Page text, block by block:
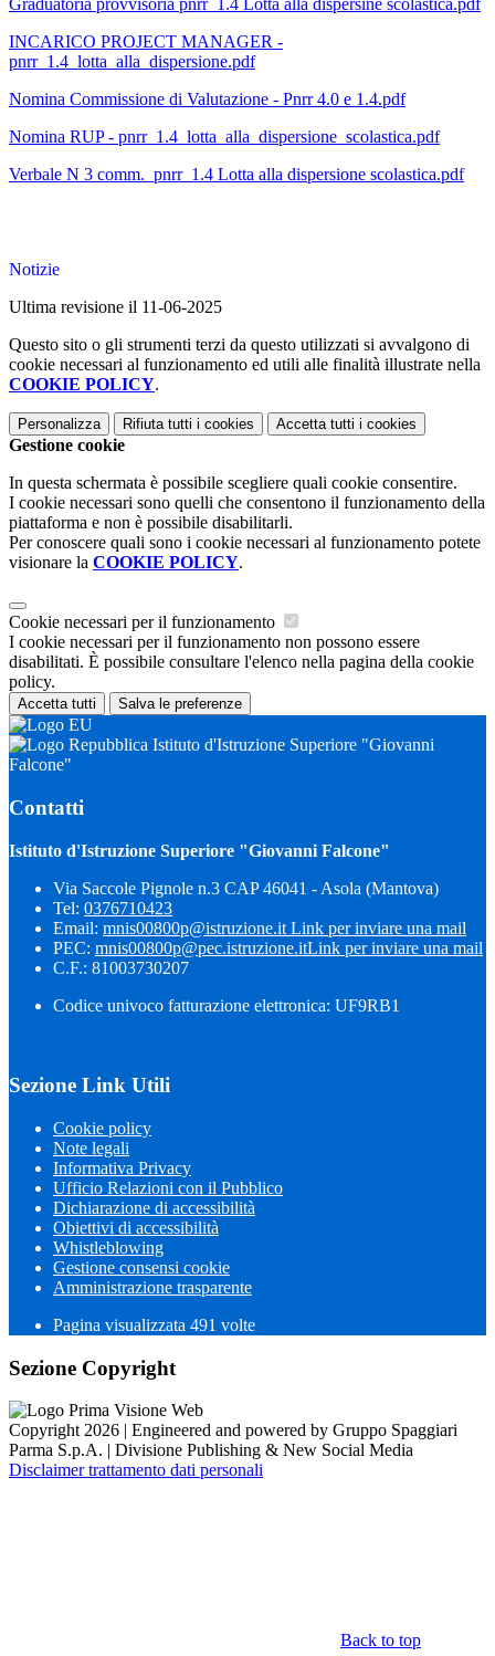
Graduatoria provvisoria pnrr_1.4 Lotta alla dispersine scolastica.pdf
INCARICO PROJECT MANAGER -
pnrr_1.4_lotta_alla_dispersione.pdf
Nomina Commissione di Valutazione - Pnrr 4.0 e 1.4.pdf
Nomina RUP - pnrr_1.4_lotta_alla_dispersione_scolastica.pdf
Verbale N 3 comm._pnrr_1.4 Lotta alla dispersione scolastica.pdf
Notizie
Ultima revisione il 11-06-2025
Questo sito o gli strumenti terzi da questo utilizzati si avvalgono di
cookie necessari al funzionamento ed utili alle finalità illustrate nella
COOKIE POLICY.
Personalizza Rifiuta tutti i cookies Accetta tutti i cookies
Gestione cookie
In questa schermata è possibile scegliere quali cookie consentire.
I cookie necessari sono quelli che consentono il funzionamento della
piattaforma e non è possibile disabilitarli.
Per conoscere quali sono i cookie necessari al funzionamento potete
visionare la COOKIE POLICY.
Cookie necessari per il funzionamento
I cookie necessari per il funzionamento non possono essere
disabilitati. È possibile consultare l'elenco nella pagina della cookie
policy.
Accetta tutti Salva le preferenze
Istituto d'Istruzione Superiore "Giovanni
Falcone"
Contatti
Istituto d'Istruzione Superiore "Giovanni Falcone"
Via Saccole Pignole n.3 CAP 46041 - Asola (Mantova)
Tel: 0376710423
Email: mnis00800p@istruzione.it Link per inviare una mail
PEC: mnis00800p@pec.istruzione.itLink per inviare una mail
C.F.: 81003730207
Codice univoco fatturazione elettronica: UF9RB1
Sezione Link Utili
Cookie policy
Note legali
Informativa Privacy
Ufficio Relazioni con il Pubblico
Dichiarazione di accessibilità
Obiettivi di accessibilità
Whistleblowing
Gestione consensi cookie
Amministrazione trasparente
Pagina visualizzata 491 volte
Sezione Copyright
Copyright 2026 | Engineered and powered by Gruppo Spaggiari
Parma S.p.A. | Divisione Publishing & New Social Media
Disclaimer trattamento dati personali
Back to top